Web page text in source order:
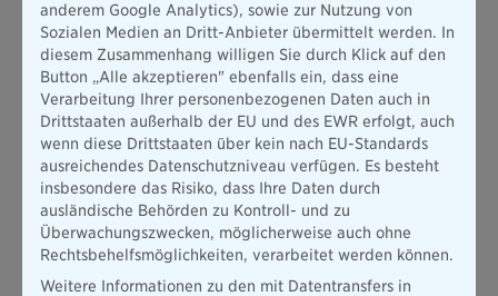
In Ihrempersönlichen Versicherungs- und Vertragsmanager
können Sie ihre Internationale Versicherungsbescheinigung
kostenlos beantragen. Das geht ganz einfach imSelf-Service
Bereich in Meine Bayerische.Wir senden Ihnen diese
anschließend per Mail zu.
Hier anfordern
anderem Google Analytics), sowie zur Nutzung von
Sozialen Medien an Dritt-Anbieter übermittelt werden. In
diesem Zusammenhang willigen Sie durch Klick auf den
Button „Alle akzeptieren" ebenfalls ein, dass eine
Verarbeitung Ihrer personenbezogenen Daten auch in
Drittstaaten außerhalb der EU und des EWR erfolgt, auch
wenn diese Drittstaaten über kein nach EU-Standards
ausreichendes Datenschutzniveau verfügen. Es besteht
insbesondere das Risiko, dass Ihre Daten durch
ausländische Behörden zu Kontroll- und zu
Überwachungszwecken, möglicherweise auch ohne
Rechtsbehelfsmöglichkeiten, verarbeitet werden können.
Weitere Informationen zu den mit Datentransfers in